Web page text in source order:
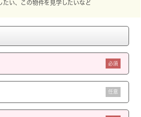
たい、この物件を見学したいなど
必須
任意